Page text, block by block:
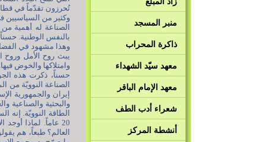
منبر المسجد
ذاكرة المحراب
معهد سيّد الشهداء
معهد الإمام الباقر
شعراء أدب الطف
أنشطة المركز
تُحرزون تقدّماً في
وكثير من السياسيين
الصناعة له أهمية
بالنفس الوطنية.
وهذا مشهود في
يبث روح الأمل
وامتلاكها والخوض فيها.
حسناً، ذكرت هذه
الصناعة النوويّة من
إيران والجمهورية
والبحثية والصناعية
الطاقة النوويّة.
20 عاماً. لماذا
العالم؟ طبعاً، هم